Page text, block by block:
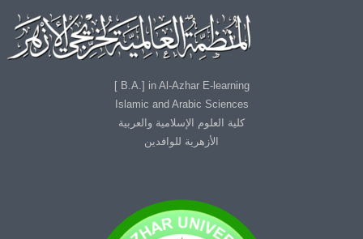
B.A.] in Al-Azhar E-learning ]
Islamic and Arabic Sciences
كلية العلوم الإسلامية والعربية
الأزهرية للوافدين